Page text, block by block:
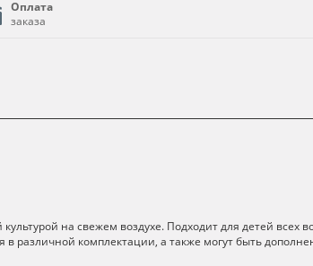
Оплата
заказа
на свежем воздухе. Подходит для детей всех
различной комплектации, а также могут быть